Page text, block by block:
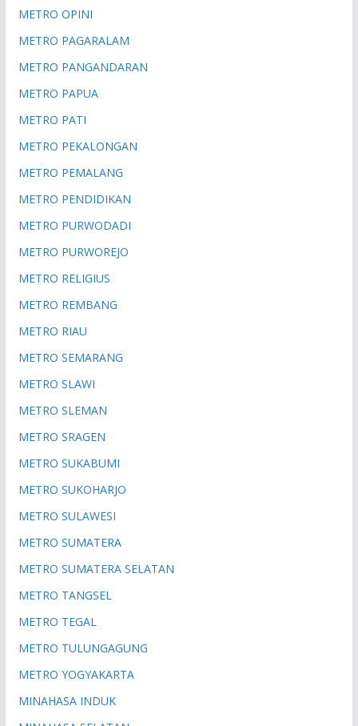
METRO OPINI
METRO PAGARALAM
METRO PANGANDARAN
METRO PAPUA
METRO PATI
METRO PEKALONGAN
METRO PEMALANG
METRO PENDIDIKAN
METRO PURWODADI
METRO PURWOREJO
METRO RELIGIUS
METRO REMBANG
METRO RIAU
METRO SEMARANG
METRO SLAWI
METRO SLEMAN
METRO SRAGEN
METRO SUKABUMI
METRO SUKOHARJO
METRO SULAWESI
METRO SUMATERA
METRO SUMATERA SELATAN
METRO TANGSEL
METRO TEGAL
METRO TULUNGAGUNG
METRO YOGYAKARTA
MINAHASA INDUK